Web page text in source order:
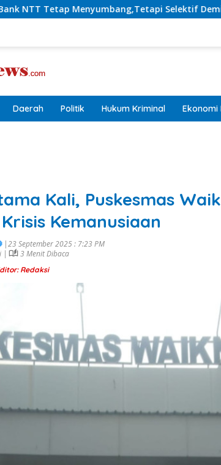
Selektif Demi Kepentingan Masyarakat
Daerah Politik Hukum Kriminal Ekonomi
Kali, Puskesmas
Kemanusiaan
|23 September 2025 : 7:23 PM
|
3 Menit Dibaca
Redaksi